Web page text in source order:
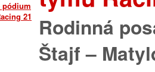
Rodinná
Štajf –